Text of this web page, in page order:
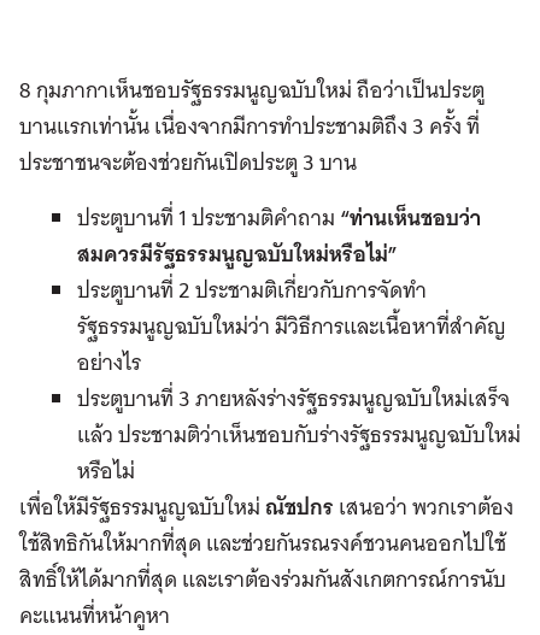
8 กุมภากาเห็นชอบรัฐธรรมนูญฉบับใหม่ ถือว่าเป็นประตู
บานแรกเท่านั้น เนื่องจากมีการทำประชามติถึง 3 ครั้ง ที่
ประชาชนจะต้องช่วยกันเปิดประตู 3 บาน
ประตูบานที่ 1 ประชามติคำถาม“ท่านเห็นชอบว่า
สมควรมีรัฐธรรมนูญฉบับใหม่หรือไม่”
ประตูบานที่ 2 ประชามติเกี่ยวกับการจัดทำ
รัฐธรรมนูญฉบับใหม่ว่า มีวิธีการและเนื้อหาที่สำคัญ
อย่างไร
ประตูบานที่ 3 ภายหลังร่างรัฐธรรมนูญฉบับใหม่เสร็จ
แล้ว ประชามติว่าเห็นชอบกับร่างรัฐธรรมนูญฉบับใหม่
หรือไม่
เพื่อให้มีรัฐธรรมนูญฉบับใหม่ณัชปกรเสนอว่า พวกเราต้อง
ใช้สิทธิกันให้มากที่สุด และช่วยกันรณรงค์ชวนคนออกไปใช้
สิทธิ์ให้ได้มากที่สุด และเราต้องร่วมกันสังเกตการณ์การนับ
คะแนนที่หน้าคูหา